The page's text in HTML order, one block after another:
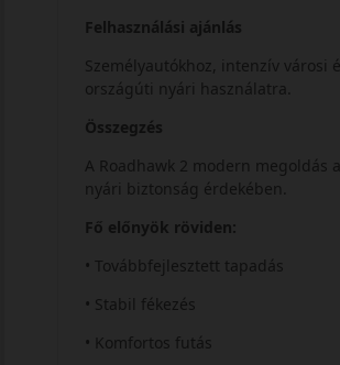
Felhasználási ajánlás
Személyautókhoz, intenzív városi
országúti nyári használatra.
Összegzés
A Roadhawk 2 modern megoldás
nyári biztonság érdekében.
Fő előnyök röviden:
• Továbbfejlesztett tapadás
• Stabil fékezés
• Komfortos futás